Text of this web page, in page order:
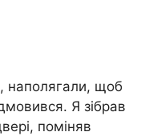
наполягали, щоб
Я зібрав
поміняв